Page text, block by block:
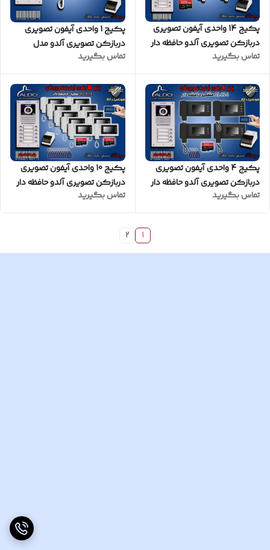
پکیج 14 واحدی آیفون تصویری
دربازکن تصویری آلدو حافظه دار
مدل AL412M پنل ساده
تماس بگیرید
پکیج 1 واحدی آیفون تصویری
دربازکن تصویری آلدو مدل
AL412 پنل ساده
تماس بگیرید
پکیج 4 واحدی آیفون تصویری
دربازکن تصویری آلدو حافظه دار
مشکی
تماس بگیرید
پکیج 10 واحدی آیفون تصویری
دربازکن تصویری آلدو حافظه دار
سفید
تماس بگیرید
1
2